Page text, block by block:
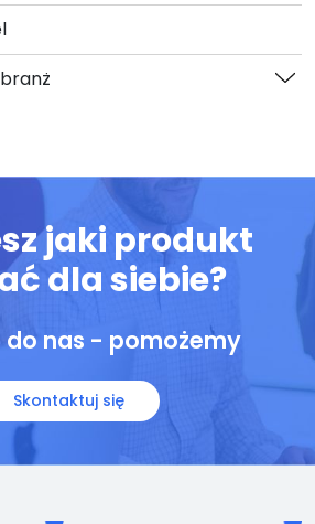
jaki produkt
dla siebie?
do nas - pomożemy
Skontaktuj się